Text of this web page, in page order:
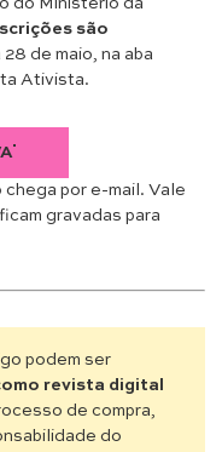
são
de maio, na aba
Ativista.
por e-mail. Vale
gravadas para
podem ser
revista digital
de compra,
do